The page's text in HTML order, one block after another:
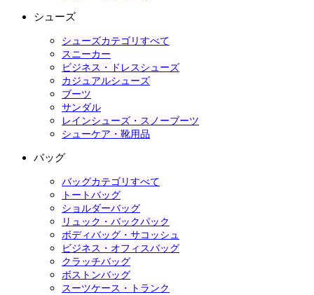
シューズ
シューズカテゴリすべて
スニーカー
ビジネス・ドレスシューズ
カジュアルシューズ
ブーツ
サンダル
レインシューズ・スノーブーツ
シューケア・靴用品
バッグ
バッグカテゴリすべて
トートバッグ
ショルダーバッグ
リュック・バックパック
ボディバッグ・サコッシュ
ビジネス・オフィスバッグ
クラッチバッグ
ボストンバッグ
スーツケース・トランク